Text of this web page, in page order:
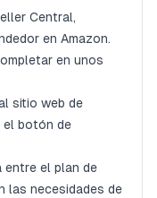
Central,
en Amazon.
en unos
sitio web de
el botón de
entre el plan de
las necesidades de